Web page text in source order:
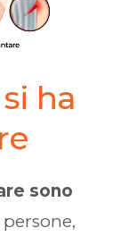
ha
sono